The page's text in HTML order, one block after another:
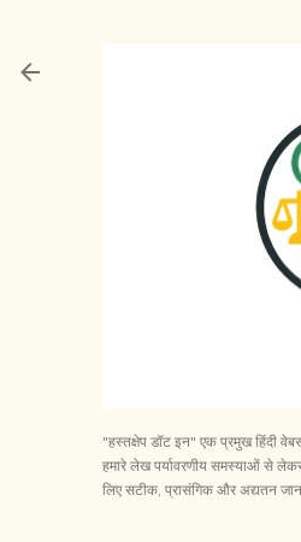
"हस्तक्षेप डॉट इन" एक प्रमुख हिंदी
हमारे लेख पर्यावरणीय समस्याओं से
लिए सटीक, प्रासंगिक और अद्यतन